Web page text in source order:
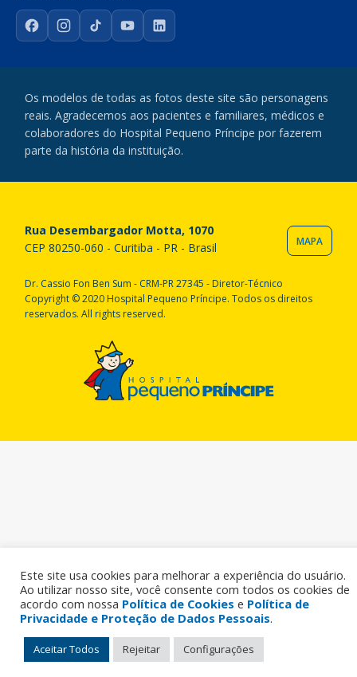
FacebookInstagram
TikTokYouTubeLinkedIn
Os modelos de todas as fotos deste site são personagens
reais. Agradecemos aos pacientes e familiares, médicos e
colaboradores do Hospital Pequeno Príncipe por fazerem
parte da história da instituição.
Rua Desembargador Motta, 1070
CEP 80250-060 - Curitiba - PR - Brasil
MAPA
Dr. Cassio Fon Ben Sum - CRM-PR 27345 - Diretor-Técnico
Copyright © 2020 Hospital Pequeno Príncipe. Todos os direitos
reservados. All rights reserved.
Este site usa cookies para melhorar a experiência do usuário.
Ao utilizar nosso site, você consente com todos os cookies de
acordo com nossa Política de Cookies e Política de
Privacidade e Proteção de Dados Pessoais.
Aceitar Todos Rejeitar Configurações